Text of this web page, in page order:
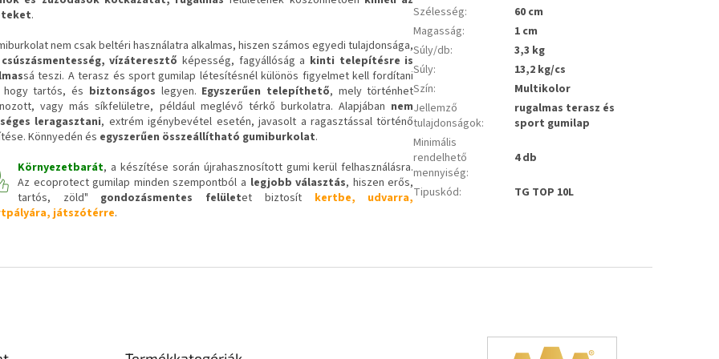
.
nem csak beltéri használatra alkalmas, hiszen számos egyedi tulajdonsága,
csúszásmentesség, vízáteresztő képesség, fagyállóság a kinti telepítésre is
sá teszi. A terasz és sport gumilap létesítésnél különös figyelmet kell fordítani
hogy tartós, és biztonságos legyen. Egyszerűen telepíthető, mely történhet
vagy más síkfelületre, például meglévő térkő burkolatra. Alapjában nem
leragasztani, extrém igénybevétel esetén, javasolt a ragasztással történő
Könnyedén és egyszerűen összeállítható gumiburkolat.
Környezetbarát, a készítése során újrahasznosított gumi kerül felhasználásra.
Az ecoprotect gumilap minden szempontból a legjobb választás, hiszen erős,
tartós, zöld" gondozásmentes felületet biztosít kertbe, udvarra,
játszótérre.
Szélesség:
60 cm
Magasság:
1 cm
Súly/db:
3,3 kg
Súly:
13,2 kg/cs
Szín:
Multikolor
Jellemző
tulajdonságok:
rugalmas terasz és
sport gumilap
Minimális
rendelhető
mennyiség:
4 db
Tipuskód: TG TOP 10L